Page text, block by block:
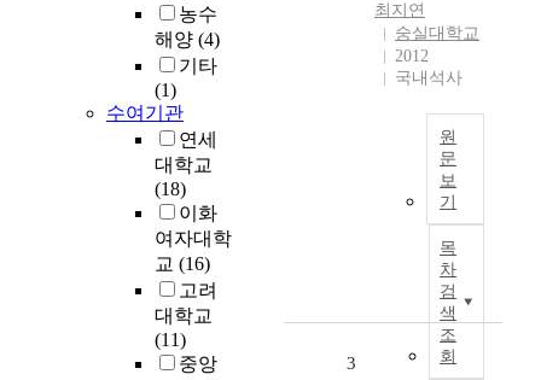
농수
해양 (4)
기타
(1)
수여기관
연세
대학교
(18)
이화
여자대학
교 (16)
고려
대학교
(11)
중앙
r
최지연
숭실대학교
2012
국내석사
원
문
보
기
목
차
검
색
조
회
3